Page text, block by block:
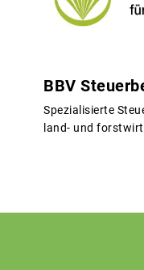
BBV
Spezialisierte
land- und